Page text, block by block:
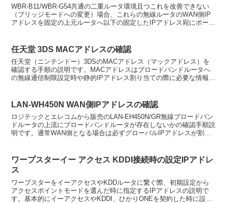
WBR-B11/WBR-G54共通の二重ルータ環境且つこれを改善できない
（ブリッジモードへの変更）場合、これらの無線ルータのWAN側IP
アドレスを固定の上元ルータへ以下の固定したIPアドレス宛にポート
任天堂 3DS MACアドレスの確認
任天堂（ニンテンドー）3DSのMACアドレス（マックアドレス）を
確認する手順の説明です。MACアドレスはブロードバンドルータへ
の無線通信制限設定時や静的IPアドレス割り当ての際に必要な情報と
LAN-WH450N WAN側IPアドレスの確認
ロジテックとエレコムから販売のLAN-EH450N/GR無線ブロードバン
ドルータの上流にブロードバンドルータが存在しないかの確認手順説
明です。通常WAN側となる場合は必ずグローバルIPアドレスが割り
ワープスターイー アクセス KDDI接続時の設定IPアドレ
ス
ワープスターをイーアクセスやKDDルータに繋ぐ際、初期設定から
アクセスポイントモードを選んだ時に指定するIPアドレスの説明で
す。基本的にイーアクセスやKDDI、ひかりONEを契約した時に設置